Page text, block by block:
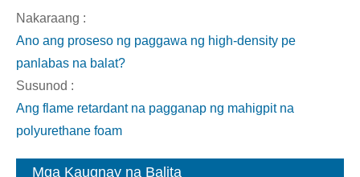
Nakaraang :
Ano ang proseso ng paggawa ng high-density pe
panlabas na balat?
Susunod :
Ang flame retardant na pagganap ng mahigpit na
polyurethane foam
Mga Kaugnay na Balita